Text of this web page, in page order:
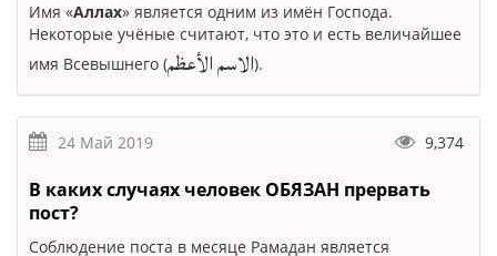
Имя «Аллах» является одним из имён Господа.
Некоторые учёные считают, что это и есть величайшее
имя Всевышнего (الاسم الأعظم).
24 Май 2019 9,374
В каких случаях человек ОБЯЗАН прервать
пост?
Соблюдение поста в месяце Рамадан является